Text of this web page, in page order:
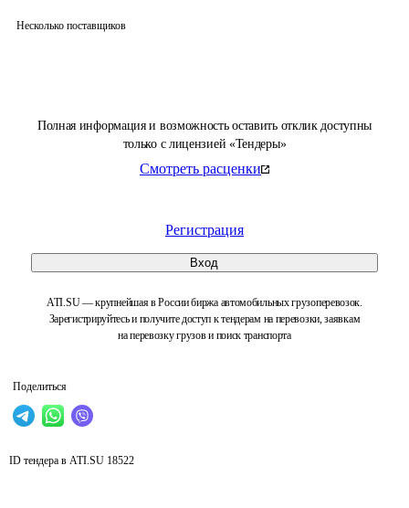
Полная информация и возможность оставить отклик доступны
только с лицензией «Тендеры»
Смотреть расценки
Регистрация
Вход
ATI.SU — крупнейшая в России биржа автомобильных грузоперевозок.
Зарегистрируйтесь и получите доступ к тендерам на перевозки, заявкам
на перевозку грузов и поиск транспорта
Поделиться
Несколько поставщиков
ID тендера в ATI.SU 18522